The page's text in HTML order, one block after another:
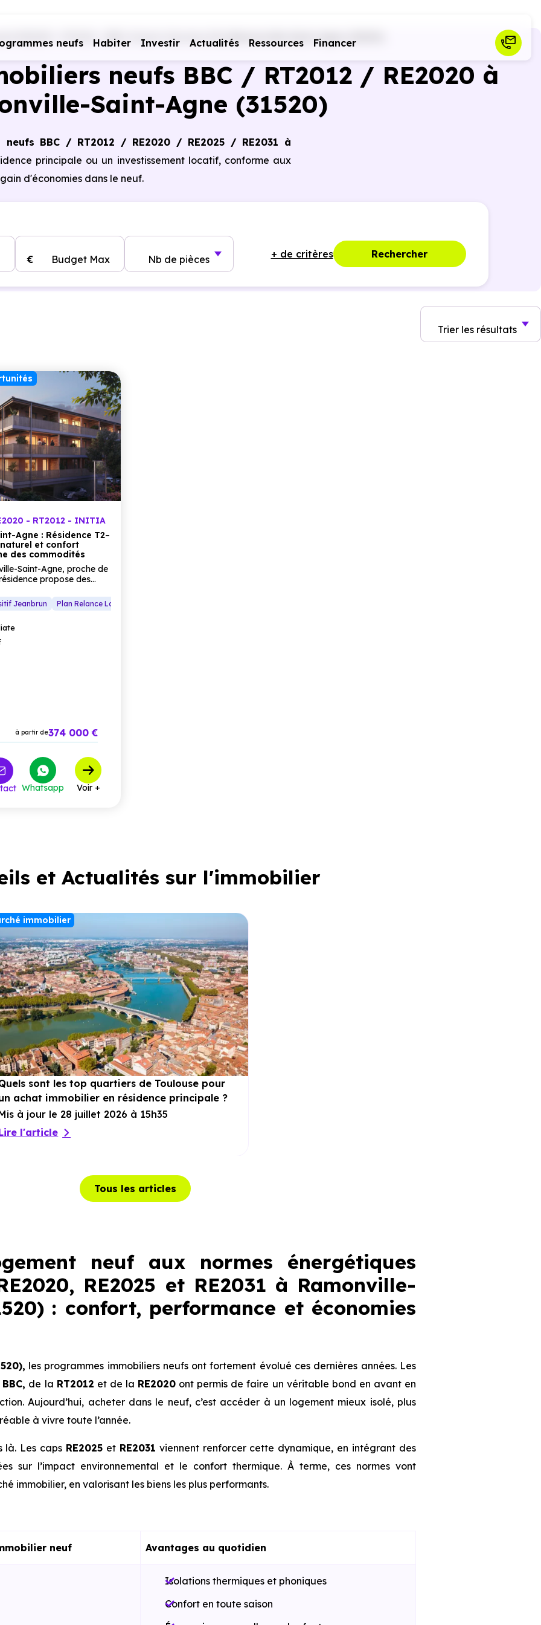
neufs Habiter Investir Actualités Ressources Financer
RE2020 - RT2012 - BBC Haute-Garonne (31) Ramonville-Saint-Agne (31520)
neufs BBC / RT2012 / RE2020 à
Saint-Agne (31520)
neufs BBC / RT2012 / RE2020 / RE2025 / RE2031 à
principale ou un investissement locatif, conforme aux
d'économies dans le neuf.
Budget Max
€ Nb de pièces + de critères Rechercher
Trier les résultats
- RT2012 - INITIA
Agne : Résidence T2–
et confort
des commodités
Saint-Agne, proche de
propose des
un cadre de vie moderne
façades boisées et les
harmonieux, idéal pour
investisseurs recherchant
Jeanbrun Plan Relance Logement
à partir de374 000 €
Whatsapp Voir +
et Actualités sur l'immobilier
immobilier
sont les top quartiers de Toulouse pour
achat immobilier en résidence principale ?
à jour le 28 juillet 2026 à 15h35
l'article
Tous les articles
neuf aux normes énergétiques
RE2025 et RE2031 à Ramonville-
: confort, performance et économies
les programmes immobiliers neufs ont fortement évolué ces dernières années. Les
BBC, de la RT2012 et de la RE2020 ont permis de faire un véritable bond en avant en
Aujourd’hui, acheter dans le neuf, c’est accéder à un logement mieux isolé, plus
à vivre toute l’année.
là. Les caps RE2025 et RE2031 viennent renforcer cette dynamique, en intégrant des
sur l’impact environnemental et le confort thermique. À terme, ces normes vont
immobilier, en valorisant les biens les plus performants.
neuf Avantages au quotidien
Isolations thermiques et phoniques
Confort en toute saison